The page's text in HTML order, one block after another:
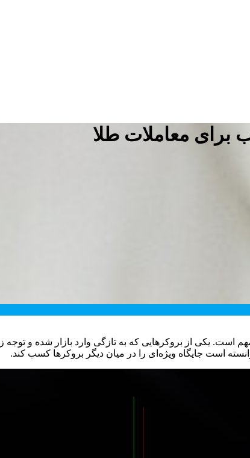
برای معاملات طلا
است. یکی از بروکرهایی که به تازگی وارد بازار شده و
است جایگاه ویژه‌ای را در میان دیگر بروکرها کسب کند.